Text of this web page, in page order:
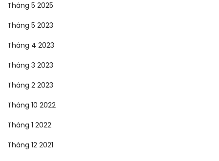
Tháng 5 2025
Tháng 5 2023
Tháng 4 2023
Tháng 3 2023
Tháng 2 2023
Tháng 10 2022
Tháng 1 2022
Tháng 12 2021